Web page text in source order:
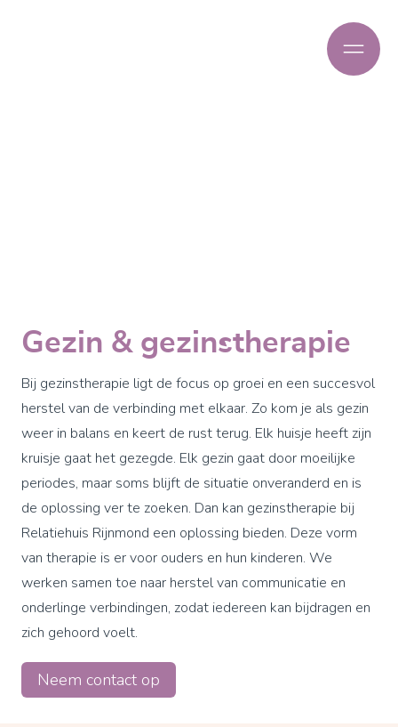
Gezin & gezinstherapie
Bij gezinstherapie ligt de focus op groei en een succesvol
herstel van de verbinding met elkaar. Zo kom je als gezin
weer in balans en keert de rust terug. Elk huisje heeft zijn
kruisje gaat het gezegde. Elk gezin gaat door moeilijke
periodes, maar soms blijft de situatie onveranderd en is
de oplossing ver te zoeken. Dan kan gezinstherapie bij
Relatiehuis Rijnmond een oplossing bieden. Deze vorm
van therapie is er voor ouders en hun kinderen. We
werken samen toe naar herstel van communicatie en
onderlinge verbindingen, zodat iedereen kan bijdragen en
zich gehoord voelt.
Neem contact op